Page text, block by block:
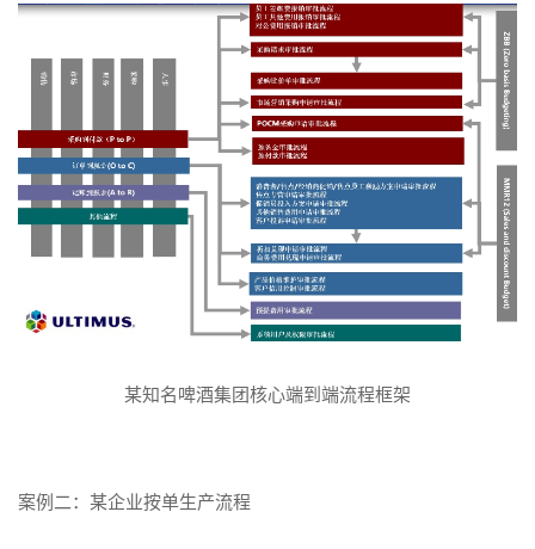
某知名啤酒集团核心端到端流程框架
案例二：某企业按单生产流程